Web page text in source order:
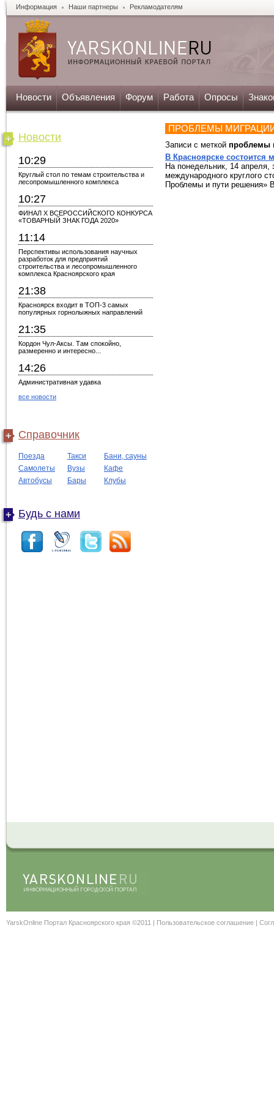
Информация Наши партнеры Рекламодателям
Новости Объявления Форум Работа Опросы
Новости
10:29
Круглый стол по темам строительства и
лесопромышленного комплекса
10:27
ФИНАЛ X ВСЕРОССИЙСКОГО КОНКУРСА
«ТОВАРНЫЙ ЗНАК ГОДА 2020»
11:14
Перспективы использования научных
разработок для предприятий
строительства и лесопромышленного
комплекса Красноярского края
21:38
Красноярск входит в ТОП-3 самых
популярных горнолыжных направлений
21:35
Кордон Чул-Аксы. Там спокойно,
размеренно и интересно...
14:26
Административная удавка
все новости
Справочник
Поезда Такси
Бани, сауны
Самолеты
Вузы
Кафе
Автобусы
Бары Клубы
Будь с нами
ПРОБЛЕМЫ
Записи с меткой проблемы
В Красноярске состоится
На понедельник, 14 апреля,
международного круглого
Проблемы и пути решения»
YarskOnline Портал Красноярского края ©2011 | Пользовательское соглашение |